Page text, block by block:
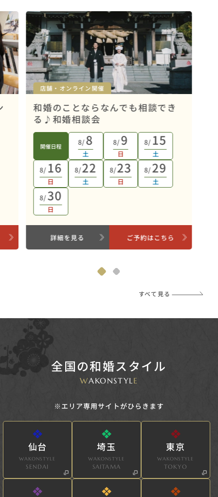
店舗・オンライン開催
和婚のことならなんでも相談でき
る♪和婚相談会
開催日程 8/8
土
8/9
日
8/ 15
土
8/ 16
日
8/22
土
8/23
日
8/29
土
8/30
日
詳細を見る ご予約はこちら
すべて見る
全国の和婚スタイル
WAKONSTYLE
※エリア専用サイトがひらきます
仙台
WAKONSTYLE
SENDAI
埼玉
WAKONSTYLE
SAITAMA
東京
WAKONSTYLE
TOKYO